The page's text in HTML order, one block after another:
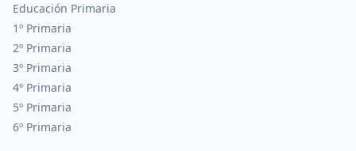
Educación Primaria
1º Primaria
2º Primaria
3º Primaria
4º Primaria
5º Primaria
6º Primaria